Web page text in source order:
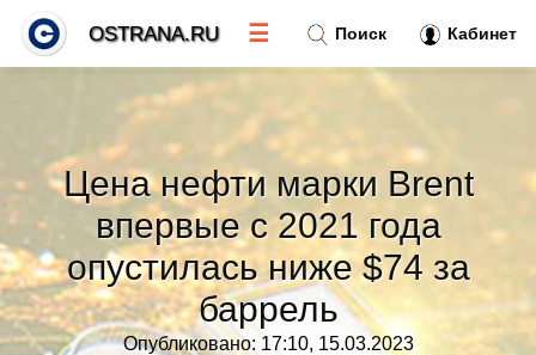
Цена нефти марки Brent
впервые с 2021 года
опустилась ниже $74 за
баррель
Опубликовано: 17:10, 15.03.2023
Поиск Кабинет
OSTRANA.RU ☰
Тренды новостей»
Рубрики»
Правила»